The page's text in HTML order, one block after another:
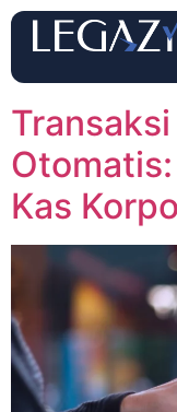
Kas